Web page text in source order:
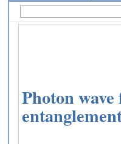
Photon